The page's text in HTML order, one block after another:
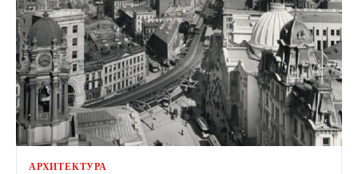
АРХИТЕКТУРА